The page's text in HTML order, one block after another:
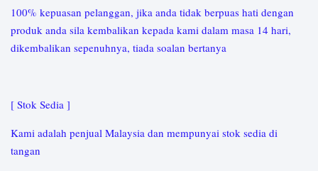
100% kepuasan pelanggan, jika anda tidak berpuas hati dengan
produk anda sila kembalikan kepada kami dalam masa 14 hari,
dikembalikan sepenuhnya, tiada soalan bertanya
[ Stok Sedia ]
Kami adalah penjual Malaysia dan mempunyai stok sedia di
tangan